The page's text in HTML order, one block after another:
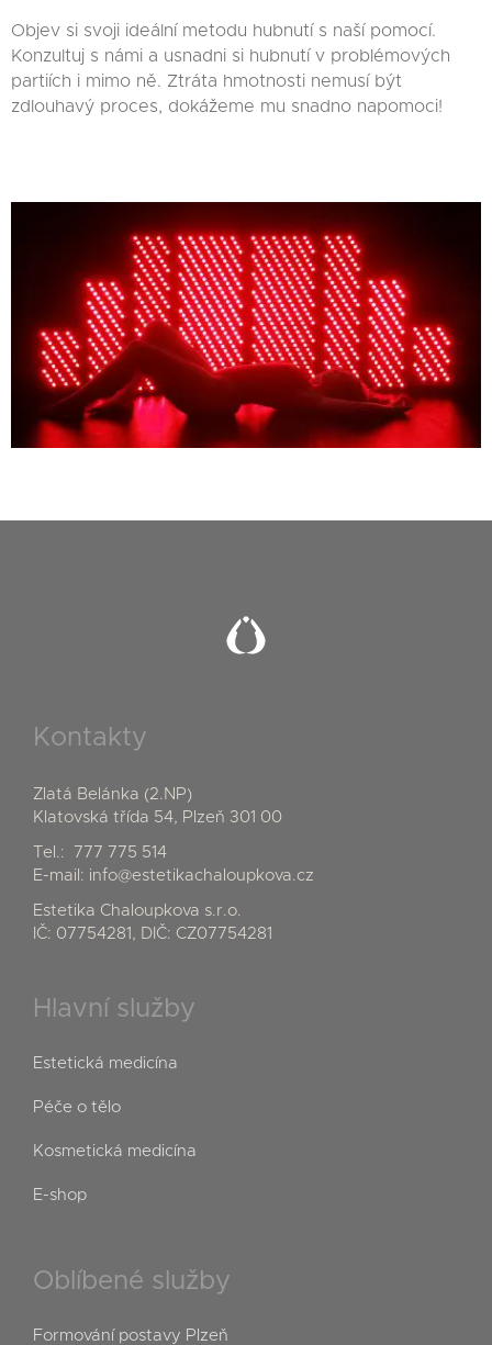
Objev si svoji ideální metodu hubnutí s naší pomocí.
Konzultuj s námi a usnadni si hubnutí v problémových
partiích i mimo ně. Ztráta hmotnosti nemusí být
zdlouhavý proces, dokážeme mu snadno napomoci!
Kontakty
Zlatá Belánka (2.NP)
Klatovská třída 54, Plzeň 301 00
Tel.:
777 775 514
E-mail: info@estetikachaloupkova.cz
Estetika Chaloupkova s.r.o.
IČ: 07754281, DIČ: CZ07754281
Hlavní služby
Estetická medicína
Péče o tělo
Kosmetická medicína
E-shop
Oblíbené služby
Formování postavy Plzeň